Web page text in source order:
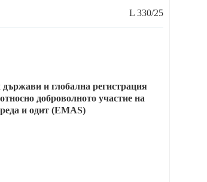
L 330/25
и глобална регистрация
доброволното участие на
и одит (EMAS)